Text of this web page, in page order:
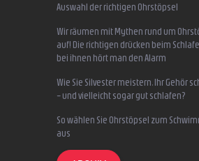
Auswahl der richtigen Ohrstöpsel
Wir räumen mit Mythen rund um
auf! Die richtigen drücken beim
bei ihnen hört man den Alarm
Wie Sie Silvester meistern, Ihr Gehör
– und vielleicht sogar gut schlafen?
So wählen Sie Ohrstöpsel zum
aus